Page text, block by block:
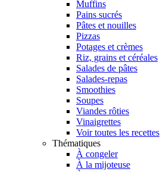
Muffins
Pains sucrés
Pâtes et nouilles
Pizzas
Potages et crèmes
Riz, grains et céréales
Salades de pâtes
Salades-repas
Smoothies
Soupes
Viandes rôties
Vinaigrettes
Voir toutes les recettes
Thématiques
À congeler
À la mijoteuse